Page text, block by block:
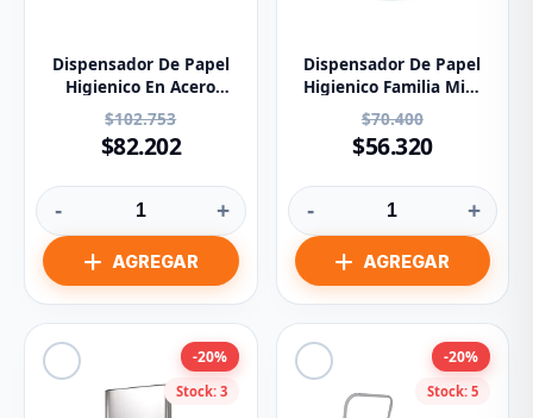
Dispensador De Papel
Higienico En Acero
Inoxidable
$102.753
$82.202
- +
Dispensador De Papel
Higienico Familia Mini
Referencia 83454
$70.400
$56.320
- +
Stock: 3
-20%
Stock: 5
-20%